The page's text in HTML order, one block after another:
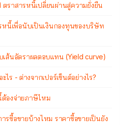
ตราสารหนี้เปลี่ยนผ่านสู่ความยั่งยืน
หนี้เพื่อนับเป็นเงินกองทุนของบริษัท
เส้นอัตราผลตอบแทน (Yield curve)
ไร - ต่างจากเปอร์เซ็นต์อย่างไร?
องจ่ายภาษีไหม
รซื้อขายบ้างไหม ราคาซื้อขายเป็นยัง